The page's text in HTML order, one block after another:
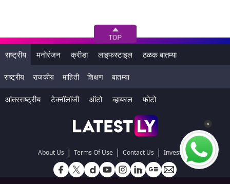
राष्ट्रीय मनोरंजन क्रीडा लाइफस्टाइल ठळक बातम्या
राष्ट्रीय राजकीय माहिती शिक्षण बातम्या
आंतरराष्ट्रीय टेक्नॉलॉजी ऑटो व्हायरल फोटो
About Us | Terms Of Use | Contact Us | Investors